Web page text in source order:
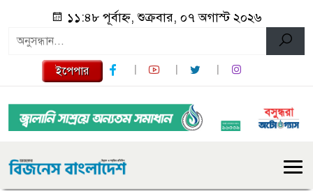
১১:৪৮ পূর্বাহ্ন, শুক্রবার, ০৭ অগাস্ট ২০২৬
ইপেপার